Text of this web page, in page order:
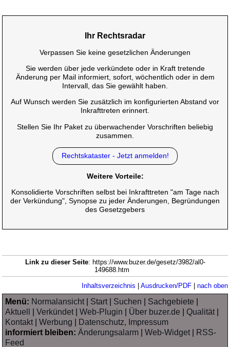
Ihr Rechtsradar
Verpassen Sie keine gesetzlichen Änderungen
Sie werden über jede verkündete oder in Kraft tretende
Änderung per Mail informiert, sofort, wöchentlich oder in dem
Intervall, das Sie gewählt haben.
Auf Wunsch werden Sie zusätzlich im konfigurierten Abstand vor
Inkrafttreten erinnert.
Stellen Sie Ihr Paket zu überwachender Vorschriften beliebig
zusammen.
Rechtskataster - Jetzt anmelden!
Weitere Vorteile:
Konsolidierte Vorschriften selbst bei Inkrafttreten "am Tage nach
der Verkündung", Synopse zu jeder Änderungen, Begründungen
des Gesetzgebers
Link zu dieser Seite: https://www.buzer.de/gesetz/3982/al0-
149688.htm
Inhaltsverzeichnis Ausdrucken/PDF| nach oben
Menü: Normalansicht| Start| Suchen Sachgebiete
Aktuell
|Verkündet|Web-Plugin Über buzer.de |Qualität|
Kontakt|Werbung
Datenschutz, Impressum
informiert bleiben: Änderungsalarm |Web-Widget|
RSS-
Feed